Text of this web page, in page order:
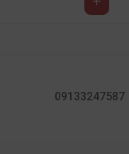
09133247587